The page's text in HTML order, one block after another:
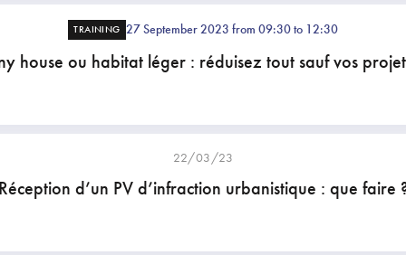
TRAINING 27 September 2023 from 09:30 to 12:30
house ou habitat léger : réduisez tout sauf vos
22/03/23
d’un PV d’infraction urbanistique : que faire